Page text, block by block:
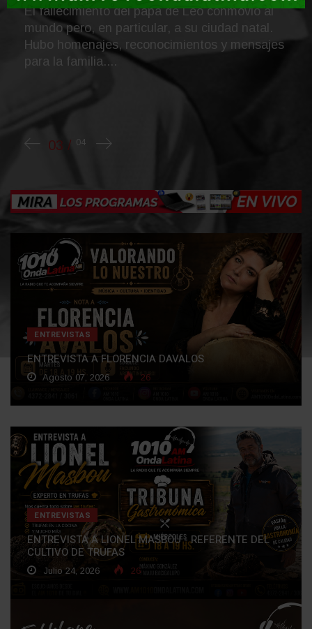
Leo conmovió al
su ciudad natal.
y mensajes
ENTREVISTAS
ENTREVISTA A FLORENCIA DAVALOS
Agosto 07, 2026 26
ENTREVISTAS
ENTREVISTA A LIONEL MASBOU - REFERENTE DEL
CULTIVO DE TRUFAS
Julio 24, 2026 26